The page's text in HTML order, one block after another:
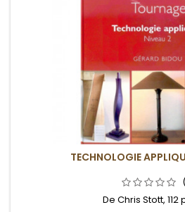
TECHNOLOGIE
De Chris Stott, 112